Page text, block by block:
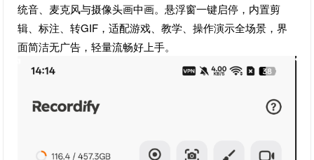
统音、麦克风与摄像头画中画。悬浮窗一键启停，内置剪
辑、标注、转GIF，适配游戏、教学、操作演示全场景，界
面简洁无广告，轻量流畅好上手。